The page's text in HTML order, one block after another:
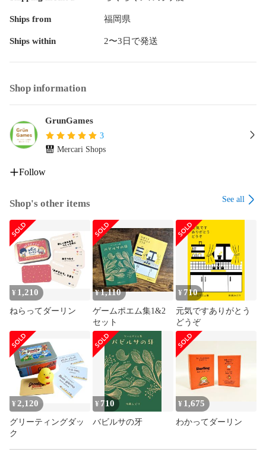
Ships from 福岡県
Ships within 2〜3日で発送
Shop information
GrunGames
3
Mercari Shops
Follow
Shop's other items See all
¥ 1,210
ねらってダーリン
¥1,110
ゲームポエム集1&2
セット
¥ 710
元気ですありがとう
どうぞ
¥ 2,120
グリーティングダッ
ク
¥ 710
バビルサの牙
¥ 1,675
わかってダーリン